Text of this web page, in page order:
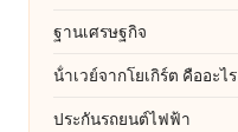
ฐานเศรษฐกิจ
น้ําเวย์จากโยเกิร์ต คืออะไร
ประกันรถยนต์ไฟฟ้า